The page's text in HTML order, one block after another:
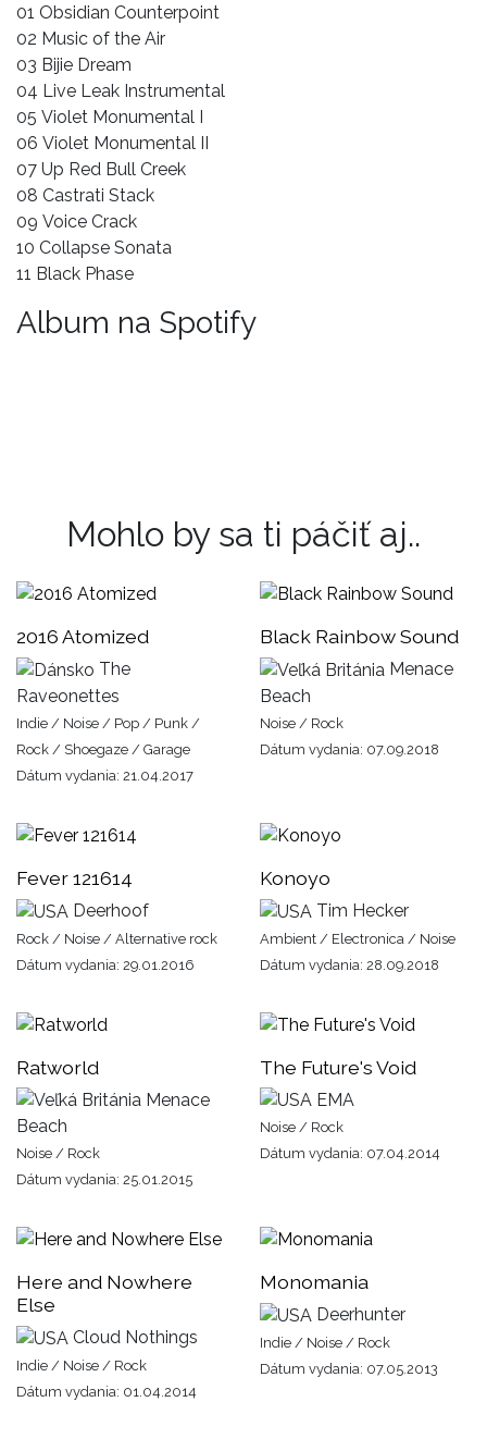
01 Obsidian Counterpoint
02 Music of the Air
03 Bijie Dream
04 Live Leak Instrumental
05 Violet Monumental I
06 Violet Monumental II
07 Up Red Bull Creek
08 Castrati Stack
09 Voice Crack
10 Collapse Sonata
11 Black Phase
Album na Spotify
Mohlo by sa ti páčiť aj..
2016 Atomized
The
Raveonettes
Indie / Noise / Pop / Punk /
Rock / Shoegaze / Garage
Dátum vydania: 21.04.2017
Black Rainbow Sound
Menace
Beach
Noise / Rock
Dátum vydania: 07.09.2018
Fever 121614
Deerhoof
Rock / Noise / Alternative rock
Dátum vydania: 29.01.2016
Konoyo
Tim Hecker
Ambient / Electronica / Noise
Dátum vydania: 28.09.2018
Ratworld
Menace
Beach
Noise / Rock
Dátum vydania: 25.01.2015
The Future's Void
EMA
Noise / Rock
Dátum vydania: 07.04.2014
Here and Nowhere
Else
Cloud Nothings
Indie / Noise / Rock
Dátum vydania: 01.04.2014
Monomania
Deerhunter
Indie / Noise / Rock
Dátum vydania: 07.05.2013